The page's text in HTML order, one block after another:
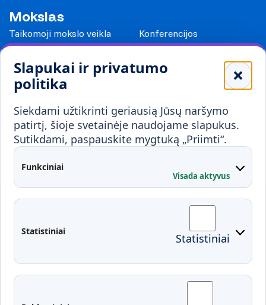
Slapukai ir privatumo
politika
Siekdami užtikrinti geriausią Jūsų naršymo
patirtį, šioje svetainėje naudojame slapukus.
Sutikdami, paspauskite mygtuką „Priimti“.
Funkciniai
Visada aktyvus
Statistiniai Statistiniai
Mokslas
Taikomoji mokslo veikla
Konferencijos
Mokykloms
Visuomenei ir verslui
Mokymai ir konsultavimas
Partnerystės
Karjera
Kontaktai
Administracija
Fakultetai
Studentų atstovybė
Moodle
EDINA